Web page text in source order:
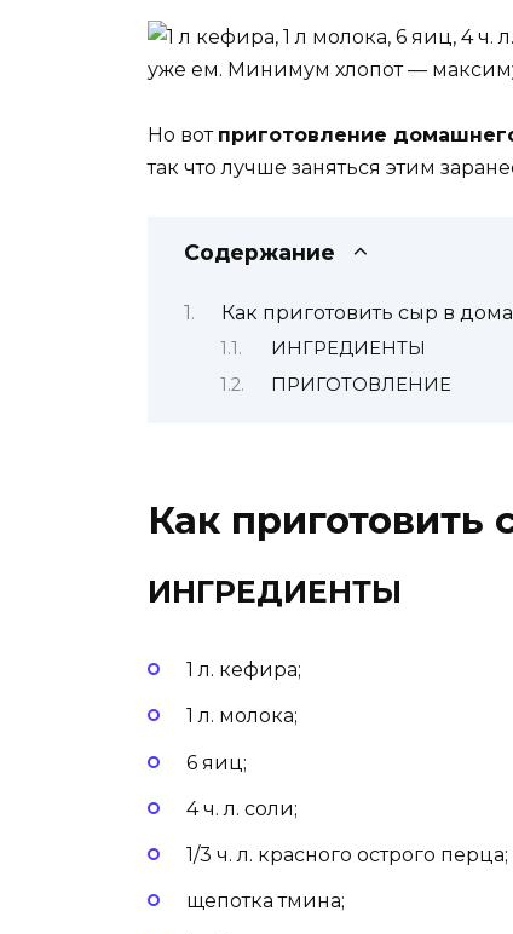
Но вот приготовление
так что лучше заняться этим
Содержание
Как приготовить сыр в
ИНГРЕДИЕНТЫ
ПРИГОТОВЛЕНИЕ
Как
ИНГРЕДИЕНТЫ
1 л. кефира;
1 л. молока;
6 яиц;
4 ч. л. соли;
1/3 ч. л. красного острого перца;
щепотка тмина;